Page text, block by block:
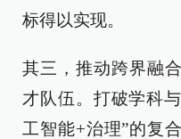
标得以实现。
其三，推动跨界融
才队伍。打破学科
工智能+治理”的复